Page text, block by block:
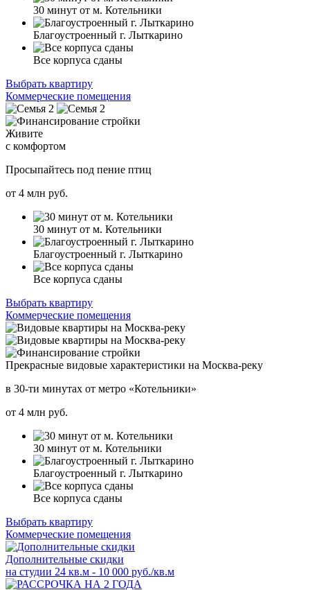
30 минут от м. Котельники
Благоустроенный г. Лыткарино
Все корпуса сданы
Выбрать квартиру
Коммерческие помещения
Живите
с комфортом
Просыпайтесь под пение птиц
от 4 млн руб.
30 минут от м. Котельники
Благоустроенный г. Лыткарино
Все корпуса сданы
Выбрать квартиру
Коммерческие помещения
Прекрасные видовые характеристики на Москва-реку
в 30-ти минутах от метро «Котельники»
от 4 млн руб.
30 минут от м. Котельники
Благоустроенный г. Лыткарино
Все корпуса сданы
Выбрать квартиру
Коммерческие помещения
Дополнительные скидки
на студии 24 кв.м - 10 000 руб./кв.м